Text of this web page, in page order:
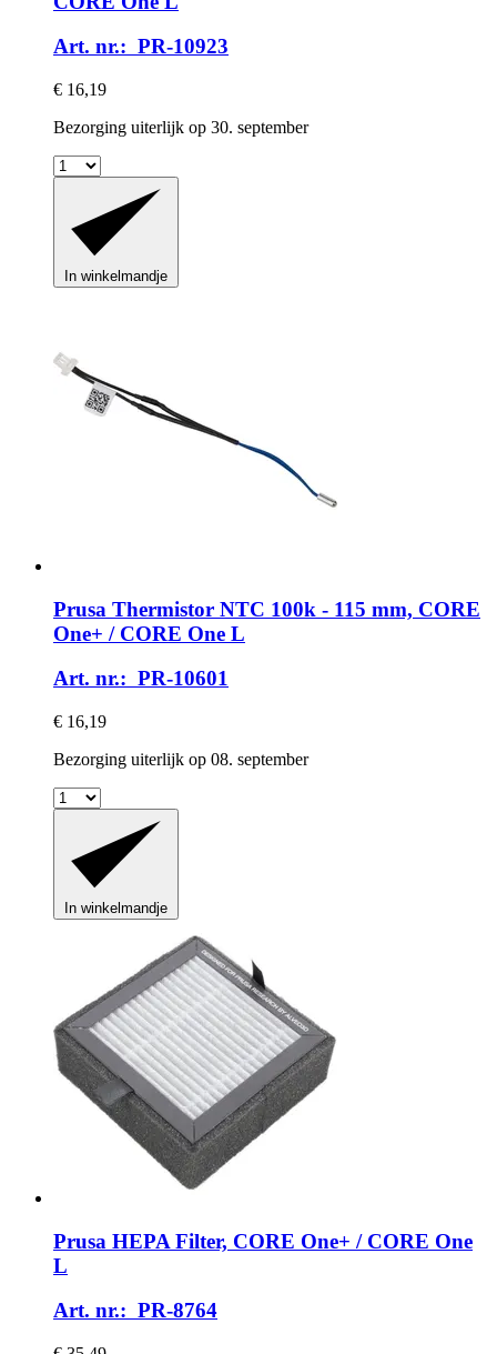
Art. nr.: PR-10923
€ 16,19
Bezorging uiterlijk op 30. september
In winkelmandje
Prusa Thermistor NTC 100k -​ 115 mm, CORE
One+ / CORE One L
Art. nr.: PR-10601
€ 16,19
Bezorging uiterlijk op 08. september
In winkelmandje
Prusa HEPA Filter, CORE One+ / CORE One
L
Art. nr.: PR-8764